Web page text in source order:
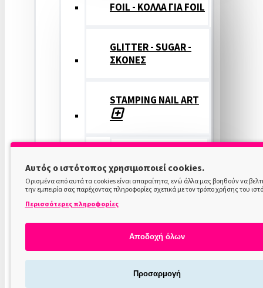
FOIL - ΚΟΛΛΑ ΓΙΑ FOIL
GLITTER - SUGAR -
ΣΚΟΝΕΣ
STAMPING NAIL ART
COLOR
ΝΥΧΙΩΝ
ΣΦΡΑΓΙΔΕΣ
ΝΥΧΙΩΝ
Αυτός ο ιστότοπος χρησιμοποιεί cookies.
Ορισμένα από αυτά τα cookies είναι απαραίτητα, ενώ άλλα μας βοηθούν να
την εμπειρία σας παρέχοντας πληροφορίες σχετικά με τον τρόπο χρήσης του
Περισσότερες πληροφορίες
Αποδοχή όλων
Προσαρμογή